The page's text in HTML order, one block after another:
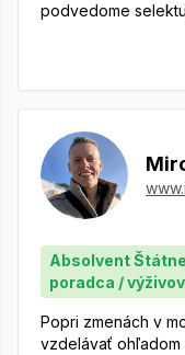
podvedome
Absolvent
poradca /
Popri zmenách v
vzdelávať ohľadom